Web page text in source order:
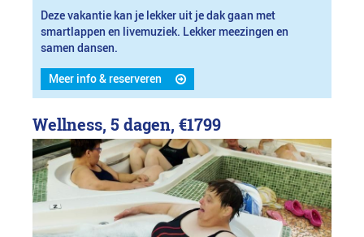
Deze vakantie kan je lekker uit je dak gaan met
smartlappen en livemuziek. Lekker meezingen en
samen dansen.
Meer info & reserveren
Wellness, 5 dagen, €1799